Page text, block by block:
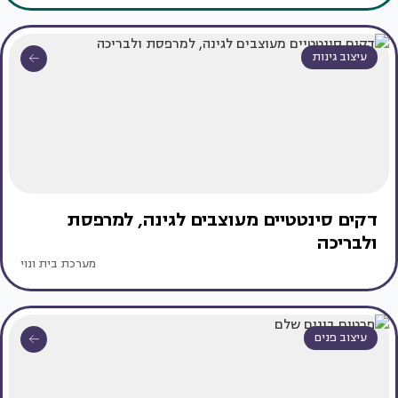
עיצוב גינות
דקים סינטטיים מעוצבים לגינה, למרפסת
ולבריכה
מערכת בית ונוי
עיצוב פנים